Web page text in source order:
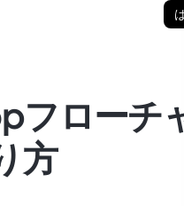
フローチ
方